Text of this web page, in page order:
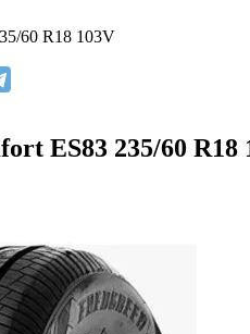
60 R18 103V
ES83 235/60 R18